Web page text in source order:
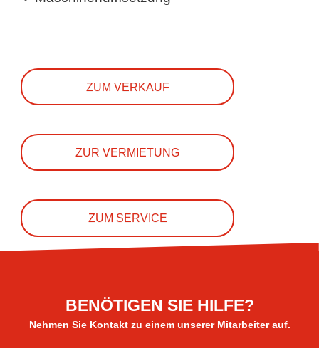
ZUM VERKAUF
ZUR VERMIETUNG
ZUM SERVICE
BENÖTIGEN SIE HILFE?
Nehmen Sie Kontakt zu einem unserer Mitarbeiter auf.